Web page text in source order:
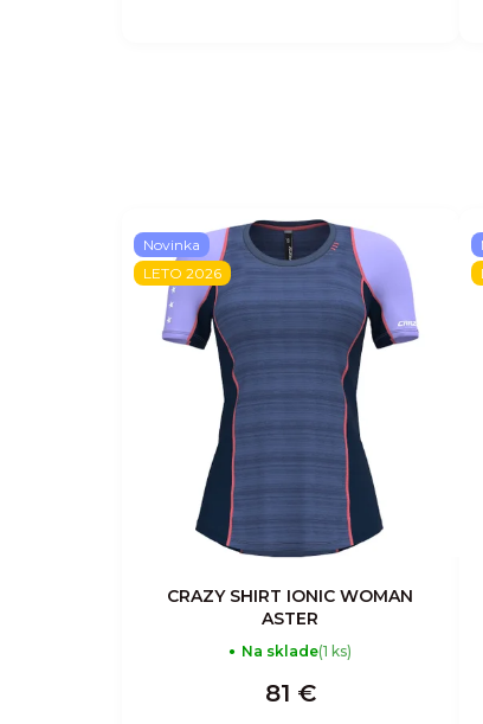
Novinka
LETO 2026
CRAZY SHIRT IONIC WOMAN
ASTER
Na sklade(1 ks)
81 €